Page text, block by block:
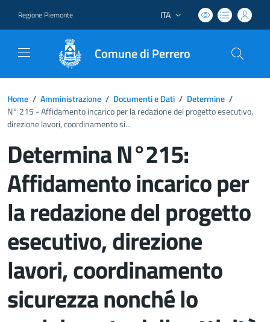
Regione Piemonte Lingua attiva:
ITA
Comune di Perrero
Home / Amministrazione / Documenti e Dati / Determine /
N° 215 - Affidamento incarico per la redazione del progetto esecutivo,
direzione lavori, coordinamento si...
Determina N°215:
Affidamento incarico per
la redazione del progetto
esecutivo, direzione
lavori, coordinamento
sicurezza nonché lo